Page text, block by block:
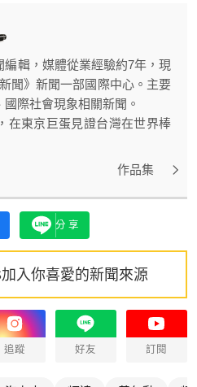
編輯，媒體從業經驗約7年，現
聞》新聞一部國際中心。主要
際社會現象相關新聞。
在東京巨蛋見證台灣在世界棒
作品集
分享
入你喜愛的新聞來源
追蹤 好友 訂閱